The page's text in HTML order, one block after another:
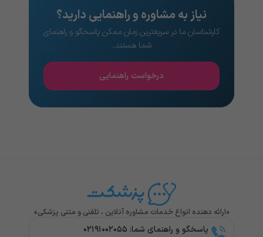
نیاز به مشاوره و راهنمایی دارید؟
کارشناسان ما در سریعترین زمان ممکن پاسخگو و راهنمای
شما هستند..
درخواست راهنمایی
«ارائه دهنده انواع خدمات مشاوره آنلاین ، تلفنی و متنی پزشکی»
پاسخگو و راهنمای شما: ۰۲۱۹۱۰۰۲۰۵۵